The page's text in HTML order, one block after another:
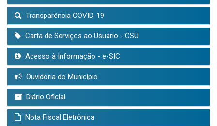
Transparência COVID-19
Carta de Serviços ao Usuário - CSU
Acesso à Informação - e-SIC
Ouvidoria do Município
Diário Oficial
Nota Fiscal Eletrônica